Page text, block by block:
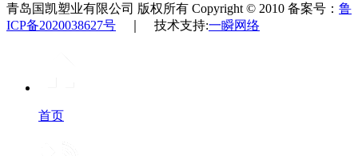
青岛国凯塑业有限公司 版权所有 Copyright © 2010 备案号： 鲁
ICP备2020038627号 ｜ 技术支持:一瞬网络
首页